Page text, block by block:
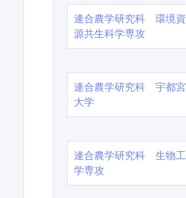
連合農学研究科 環境資
源共生科学専攻
連合農学研究科 宇都宮
大学
連合農学研究科 生物工
学専攻